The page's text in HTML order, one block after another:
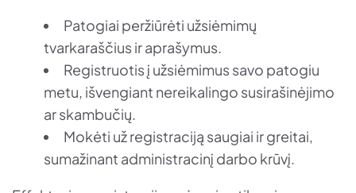
Patogiai peržiūrėti užsiėmimų
tvarkaraščius ir aprašymus.
Registruotis į užsiėmimus savo patogiu
metu, išvengiant nereikalingo susirašinėjimo
ar skambučių.
Mokėti už registraciją saugiai ir greitai,
sumažinant administracinį darbo krūvį.